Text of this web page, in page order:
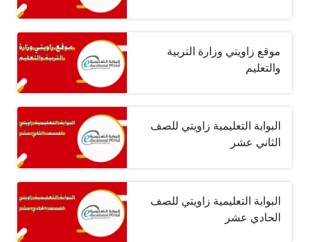
موقع زاويتي وزارة التربية
والتعليم
البوابة التعليمية زاويتي للصف
الثاني عشر
البوابة التعليمية زاويتي للصف
الحادي عشر